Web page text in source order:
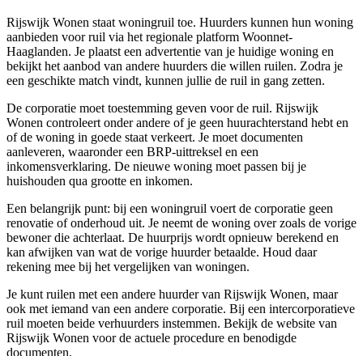
Rijswijk Wonen staat woningruil toe. Huurders kunnen hun woning
aanbieden voor ruil via het regionale platform Woonnet-
Haaglanden. Je plaatst een advertentie van je huidige woning en
bekijkt het aanbod van andere huurders die willen ruilen. Zodra je
een geschikte match vindt, kunnen jullie de ruil in gang zetten.
De corporatie moet toestemming geven voor de ruil. Rijswijk
Wonen controleert onder andere of je geen huurachterstand hebt en
of de woning in goede staat verkeert. Je moet documenten
aanleveren, waaronder een BRP-uittreksel en een
inkomensverklaring. De nieuwe woning moet passen bij je
huishouden qua grootte en inkomen.
Een belangrijk punt: bij een woningruil voert de corporatie geen
renovatie of onderhoud uit. Je neemt de woning over zoals de vorige
bewoner die achterlaat. De huurprijs wordt opnieuw berekend en
kan afwijken van wat de vorige huurder betaalde. Houd daar
rekening mee bij het vergelijken van woningen.
Je kunt ruilen met een andere huurder van Rijswijk Wonen, maar
ook met iemand van een andere corporatie. Bij een intercorporatieve
ruil moeten beide verhuurders instemmen. Bekijk de website van
Rijswijk Wonen voor de actuele procedure en benodigde
documenten.